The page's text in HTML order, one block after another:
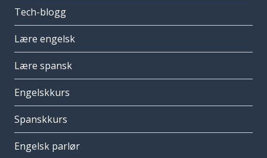
Tech-blogg
Lære engelsk
Lære spansk
Engelskkurs
Spanskkurs
Engelsk parlør